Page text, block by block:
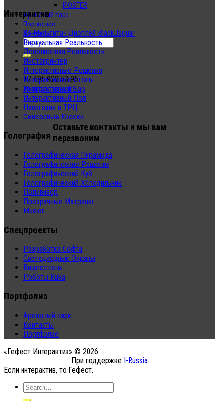
IPOSTER
Арендный парк
Портфолио
Контакты
+7 495 922 53 95
Заказать звонок
Оставьте контакты и мы вам
перезвоним
Интерактив
84 Мультитач Дисплей BlackJaguar
Виртуальная Реальность
Дополненная Реальность
Инстапринтер
Интерактивные Решения
Интерактивные столы
Интерактивный Бар
Интерактивный Пол
Навигация в ТРЦ
Сенсорные Киоски
Голография
Голографическая Пирамида
Голографические Решения
Голографический Куб
Голографический Холодильник
Поливизор
Прозрачные Матрицы
Musion
Спецпроекты
Разработка Софта
Светодиодные Экраны
Видеостены
Роботы Kuka
Портфолио
Арендный парк
Контакты
Портфолио
«Гефест Интерактив» © 2026
При поддержке I-Russia
Если интерактив, то Гефест.